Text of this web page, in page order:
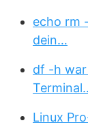
echo rm
dein…
df -h
Linux